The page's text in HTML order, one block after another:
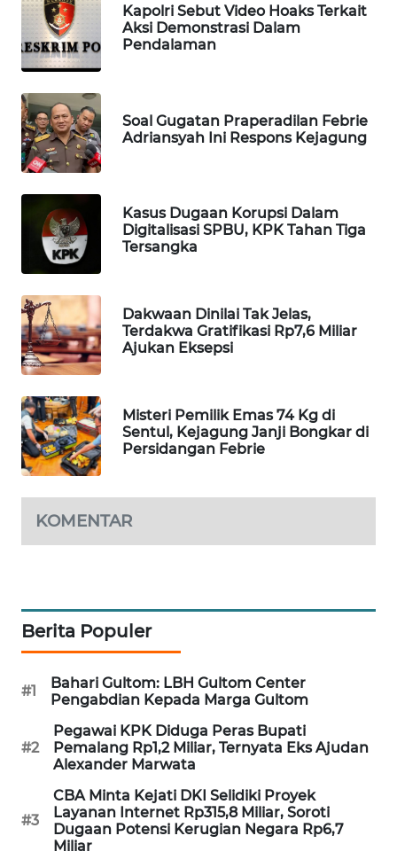
Kapolri Sebut Video Hoaks Terkait
Aksi Demonstrasi Dalam
Pendalaman
Soal Gugatan Praperadilan Febrie
Adriansyah Ini Respons Kejagung
Kasus Dugaan Korupsi Dalam
Digitalisasi SPBU, KPK Tahan Tiga
Tersangka
Dakwaan Dinilai Tak Jelas,
Terdakwa Gratifikasi Rp7,6 Miliar
Ajukan Eksepsi
Misteri Pemilik Emas 74 Kg di
Sentul, Kejagung Janji Bongkar di
Persidangan Febrie
KOMENTAR
Berita Populer
#1
Bahari Gultom: LBH Gultom Center
Pengabdian Kepada Marga Gultom
#2
Pegawai KPK Diduga Peras Bupati
Pemalang Rp1,2 Miliar, Ternyata Eks Ajudan
Alexander Marwata
#3
CBA Minta Kejati DKI Selidiki Proyek
Layanan Internet Rp315,8 Miliar, Soroti
Dugaan Potensi Kerugian Negara Rp6,7
Miliar
ID
WAHANANEWS
CO ID
WAHANANEWS
NET
SPORT
WAHANA
UMKM
WAHANA
SELEB
PERSONA
WAHANA
OTOMOTIF
WAHANA
WAHANA
Network
KONSUMEN
LISTRIK